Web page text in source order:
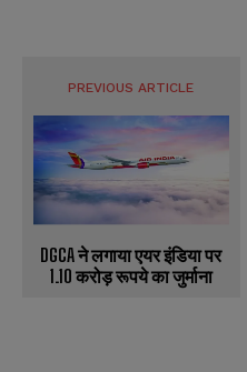
PREVIOUS ARTICLE
DGCA ने लगाया एयर इंडिया पर
1.10 करोड़ रूपये का जुर्माना